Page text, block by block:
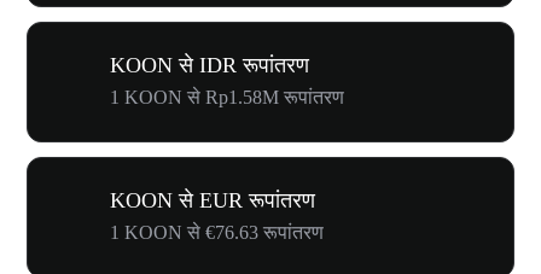
KOON से IDR रूपांतरण
1 KOON से Rp1.58M रूपांतरण
KOON से EUR रूपांतरण
1 KOON से €76.63 रूपांतरण